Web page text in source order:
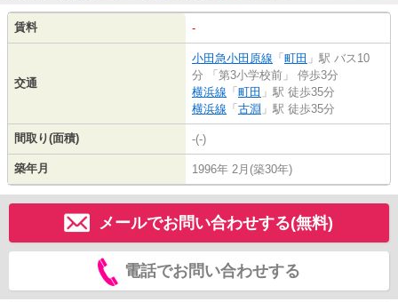
賃料 -
交通
小田急小田原線 「町田 」駅 バス10
分 「第3小学校前」 停歩3分
横浜線 「町田 」駅 徒歩35分
横浜線 「古淵 」駅 徒歩35分
間取り(面積) -(-)
築年月 1996年 2月(築30年)
メールでお問い合わせする(無料)
電話でお問い合わせする